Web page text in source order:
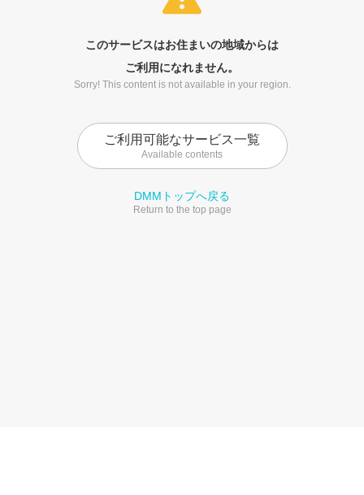
このサービスはお住まいの地域からは
ご利用になれません。
Sorry! This content is not available in your region.
ご利用可能なサービス一覧
Available contents
DMMトップへ戻る
Return to the top page